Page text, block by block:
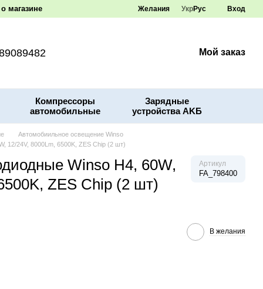
магазине
Желания УкрРус Вход
Мой заказ
Компрессоры
автомобильные
Зарядные
устройства AKБ
Автомобиильное освещение Winso
12/24V, 8000Lm, 6500K, ZES Chip (2 шт)
Winso H4, 60W,
ZES Chip (2 шт)
Артикул
FA_798400
В желания